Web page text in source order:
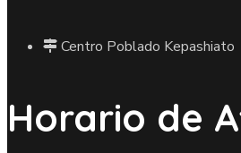
Centro Poblado Kepashiato
Horario de